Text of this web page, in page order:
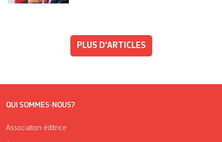
PLUS D'ARTICLES
QUI SOMMES-NOUS?
Association éditrice